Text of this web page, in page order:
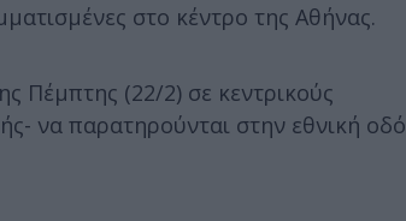
στο κέντρο της Αθήνας.
Πέμπτης (22/2) σε κεντρικούς
να παρατηρούνται στην εθνική οδό